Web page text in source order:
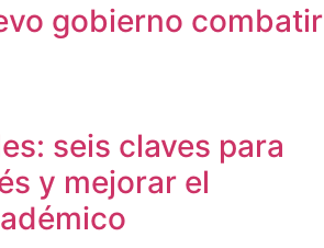
gobierno
seis claves para
y mejorar el